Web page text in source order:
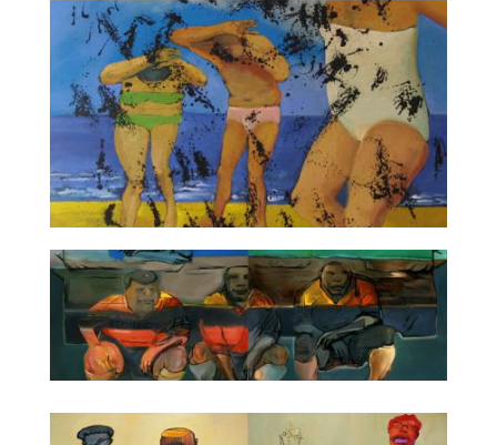
Straż nocna
Czarny deszcz
Piłkarze ( Hoszana Raba )